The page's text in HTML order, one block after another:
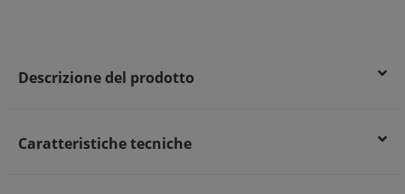
Descrizione del prodotto
Caratteristiche tecniche